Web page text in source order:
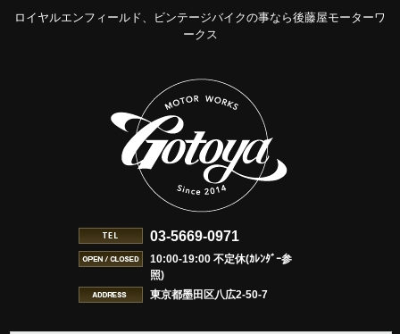
ロイヤルエンフィールド、ビンテージバイクの事なら後藤屋モーターワ
ークス
03-5669-0971
10:00-19:00 不定休(ｶﾚﾝﾀﾞｰ参
照)
東京都墨田区八広2-50-7